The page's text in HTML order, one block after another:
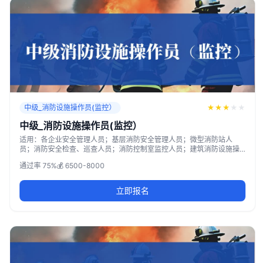
中级_消防设施操作员(监控） ★ ★ ★ ★ ★
中级_消防设施操作员(监控）
适用：各企业安全管理人员；基层消防安全管理人员；微型消防站人
员；消防安全检查、巡查人员；消防控制室监控人员；建筑消防设施操
通过率 75%💰 6500-8000
立即报名